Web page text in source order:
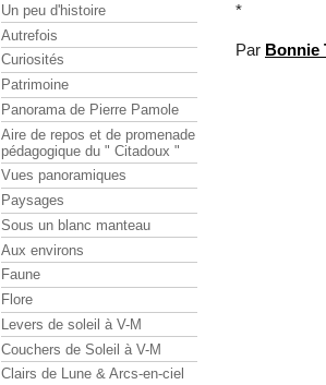
*
Par Bonnie
Un peu d'histoire
Autrefois
Curiosités
Patrimoine
Panorama de Pierre Pamole
Aire de repos et de promenade
pédagogique du " Citadoux "
Vues panoramiques
Paysages
Sous un blanc manteau
Aux environs
Faune
Flore
Levers de soleil à V-M
Couchers de Soleil à V-M
Clairs de Lune & Arcs-en-ciel